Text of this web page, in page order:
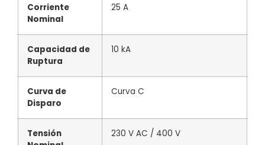
Corriente
Nominal
25 A
Capacidad de
Ruptura
10 kA
Curva de
Disparo
Curva C
Tensión
230 V AC / 400 V